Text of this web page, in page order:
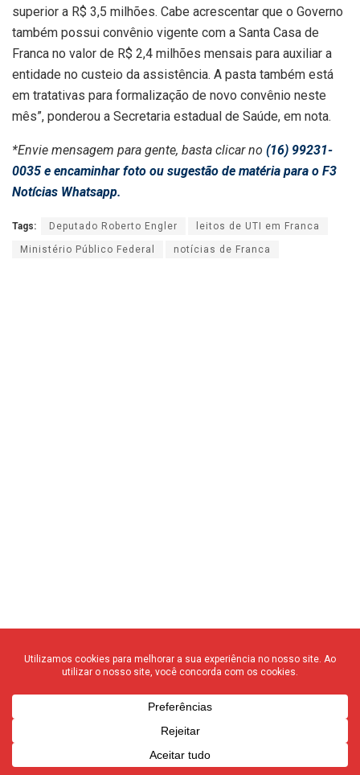
superior a R$ 3,5 milhões. Cabe acrescentar que o Governo
também possui convênio vigente com a Santa Casa de
Franca no valor de R$ 2,4 milhões mensais para auxiliar a
entidade no custeio da assistência. A pasta também está
em tratativas para formalização de novo convênio neste
mês”, ponderou a Secretaria estadual de Saúde, em nota.
*Envie mensagem para gente, basta clicar no (16) 99231-
0035 e encaminhar foto ou sugestão de matéria para o F3
Notícias Whatsapp.
Tags: Deputado Roberto Engler leitos de UTI em Franca
Ministério Público Federal notícias de Franca